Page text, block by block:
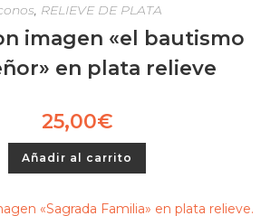
, RELIEVE DE PLATA
imagen «el bautismo
en plata relieve
25,00€
Añadir al carrito